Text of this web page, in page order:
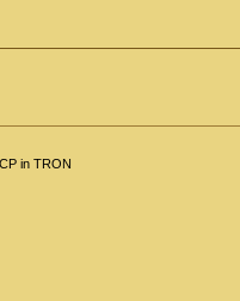
in TRON